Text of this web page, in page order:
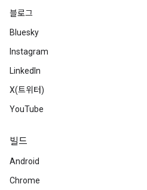
블로그
Bluesky
Instagram
LinkedIn
X(트위터)
YouTube
빌드
Android
Chrome